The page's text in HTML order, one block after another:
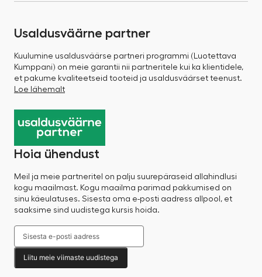
Usaldusväärne partner
Kuulumine usaldusväärse partneri programmi (Luotettava
Kumppani) on meie garantii nii partneritele kui ka klientidele,
et pakume kvaliteetseid tooteid ja usaldusväärset teenust.
Loe lähemalt
Hoia ühendust
Meil ja meie partneritel on palju suurepäraseid allahindlusi
kogu maailmast. Kogu maailma parimad pakkumised on
sinu käeulatuses. Sisesta oma e-posti aadress allpool, et
saaksime sind uudistega kursis hoida.
Liitu meie viimaste uudistega